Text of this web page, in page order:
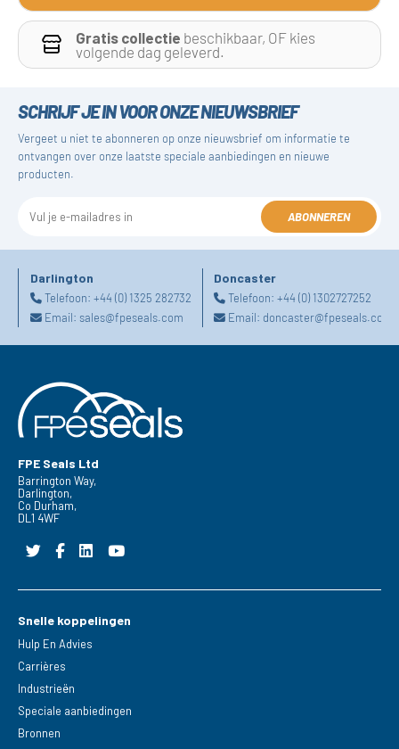
Gratis collectie beschikbaar, OF kies
volgende dag geleverd.
SCHRIJF JE IN VOOR ONZE NIEUWSBRIEF
Vergeet u niet te abonneren op onze nieuwsbrief om informatie te
ontvangen over onze laatste speciale aanbiedingen en nieuwe
producten.
ABONNEREN
Darlington
Telefoon: +44 (0) 1325 282732
Email: sales@fpeseals.com
Doncaster
Telefoon:+44 (0) 1302727252
Email: doncaster@fpeseals.com
FPE Seals Ltd
Barrington Way,
Darlington,
Co Durham,
DL1 4WF
Snelle koppelingen
Hulp En Advies
Carrières
Industrieën
Speciale aanbiedingen
Bronnen